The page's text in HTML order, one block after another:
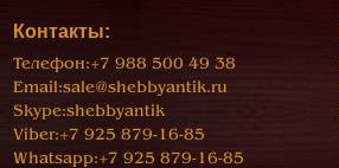
Контакты:
Телефон:+7 988 500 49 38
Email:sale@shebbyantik.ru
Skype:shebbyantik
Viber:+7 925 879-16-85
Whatsapp:+7 925 879-16-85